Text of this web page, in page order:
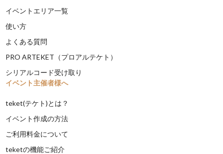
イベントエリア一覧
使い方
よくある質問
PRO ARTEKET（プロアルテケト）
シリアルコード受け取り
イベント主催者様へ
teket(テケト)とは？
イベント作成の方法
ご利用料金について
teketの機能ご紹介